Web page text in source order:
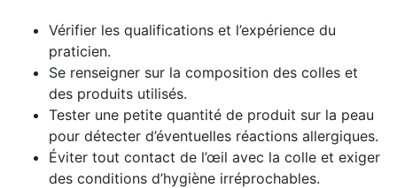
Vérifier les qualifications et l’expérience du
praticien.
Se renseigner sur la composition des colles et
des produits utilisés.
Tester une petite quantité de produit sur la peau
pour détecter d’éventuelles réactions allergiques.
Éviter tout contact de l’œil avec la colle et exiger
des conditions d’hygiène irréprochables.